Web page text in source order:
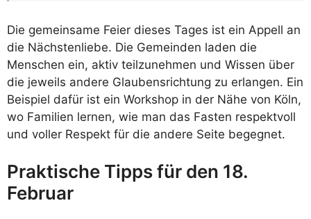
Die gemeinsame Feier dieses Tages ist ein Appell an
die Nächstenliebe. Die Gemeinden laden die
Menschen ein, aktiv teilzunehmen und Wissen über
die jeweils andere Glaubensrichtung zu erlangen. Ein
Beispiel dafür ist ein Workshop in der Nähe von Köln,
wo Familien lernen, wie man das Fasten respektvoll
und voller Respekt für die andere Seite begegnet.
Praktische Tipps für den 18.
Februar